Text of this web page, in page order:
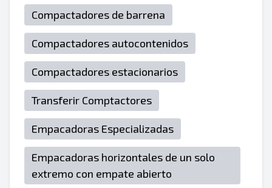
Compactadores de barrena
Compactadores autocontenidos
Compactadores estacionarios
Transferir Comptactores
Empacadoras Especializadas
Empacadoras horizontales de un solo
extremo con empate abierto